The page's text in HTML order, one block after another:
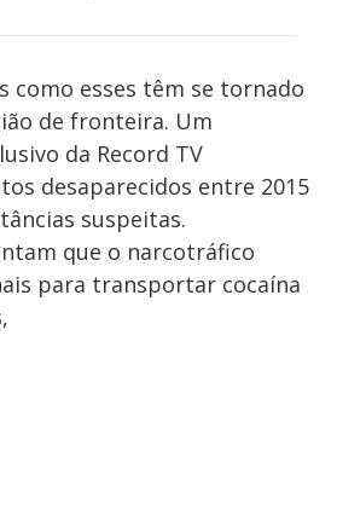
como esses têm se tornado
de fronteira. Um
da Record TV
desaparecidos entre 2015
suspeitas.
que o narcotráfico
para transportar cocaína